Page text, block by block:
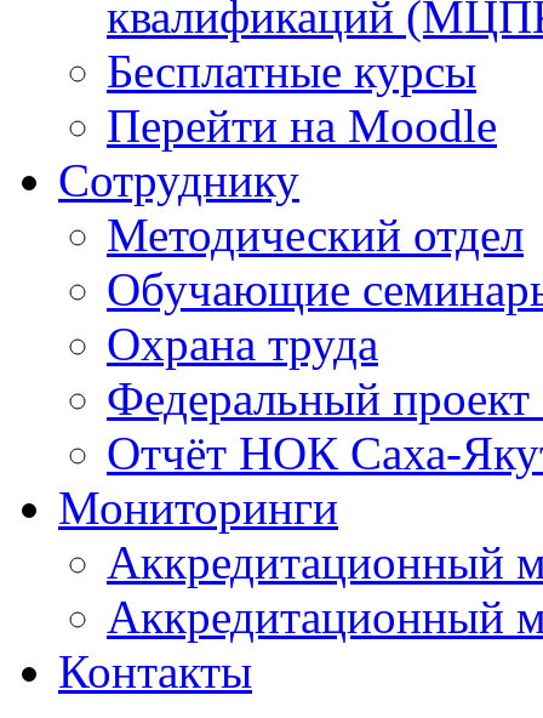
квалификаций
Бесплатные курсы
Перейти на Moodle
Сотруднику
Методический отдел
Обучающие
Охрана труда
Федеральный
Отчёт НОК Саха-
Мониторинги
Аккредитационный
Аккредитационный
Контакты